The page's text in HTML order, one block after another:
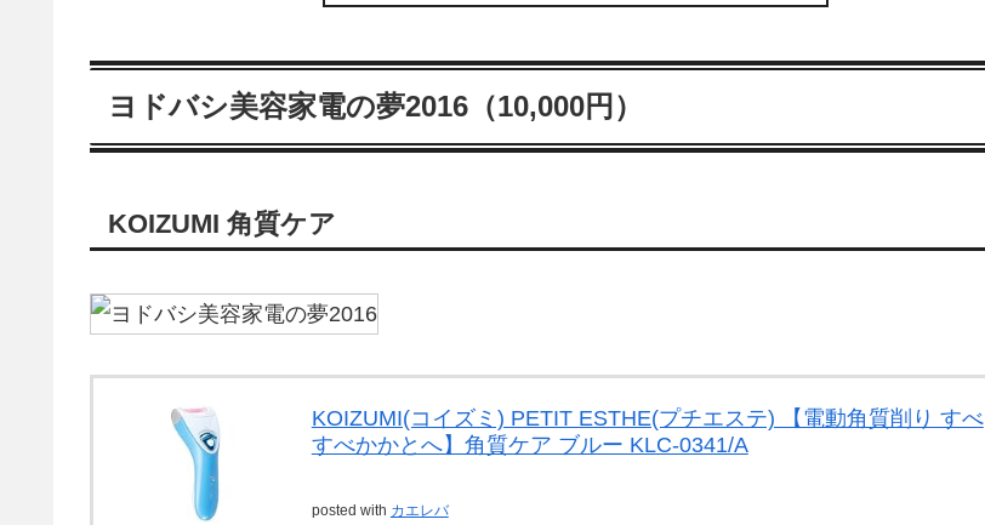
ヨドバシ美容家電の夢2016（10,000円）
KOIZUMI 角質ケア
KOIZUMI(コイズミ) PETIT ESTHE(プチエステ) 【電動角質削り すべ
すべかかとへ】角質ケア ブルー KLC-0341/A
posted with カエレバ